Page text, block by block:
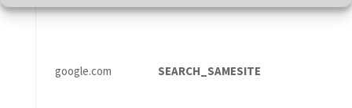
google.com SEARCH_SAMESITE